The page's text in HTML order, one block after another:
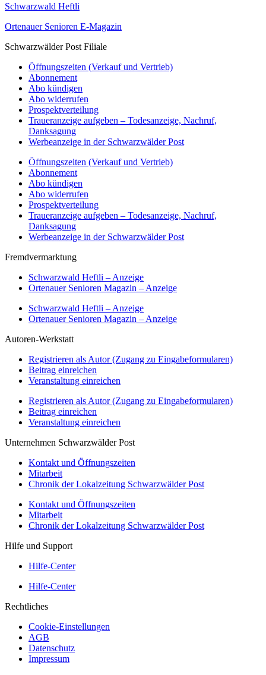
Schwarzwald Heftli
Ortenauer Senioren E-Magazin
Schwarzwälder Post Filiale
Öffnungszeiten (Verkauf und Vertrieb)
Abonnement
Abo kündigen
Abo widerrufen
Prospektverteilung
Traueranzeige aufgeben – Todesanzeige, Nachruf,
Danksagung
Werbeanzeige in der Schwarzwälder Post
Öffnungszeiten (Verkauf und Vertrieb)
Abonnement
Abo kündigen
Abo widerrufen
Prospektverteilung
Traueranzeige aufgeben – Todesanzeige, Nachruf,
Danksagung
Werbeanzeige in der Schwarzwälder Post
Fremdvermarktung
Schwarzwald Heftli – Anzeige
Ortenauer Senioren Magazin – Anzeige
Schwarzwald Heftli – Anzeige
Ortenauer Senioren Magazin – Anzeige
Autoren-Werkstatt
Registrieren als Autor (Zugang zu Eingabeformularen)
Beitrag einreichen
Veranstaltung einreichen
Registrieren als Autor (Zugang zu Eingabeformularen)
Beitrag einreichen
Veranstaltung einreichen
Unternehmen Schwarzwälder Post
Kontakt und Öffnungszeiten
Mitarbeit
Chronik der Lokalzeitung Schwarzwälder Post
Kontakt und Öffnungszeiten
Mitarbeit
Chronik der Lokalzeitung Schwarzwälder Post
Hilfe und Support
Hilfe-Center
Hilfe-Center
Rechtliches
Cookie-Einstellungen
AGB
Datenschutz
Impressum